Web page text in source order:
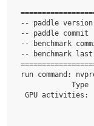
--
paddle version
--
paddle commit
--
benchmark
--
benchmark
last
run command :
Type
GPU activities :